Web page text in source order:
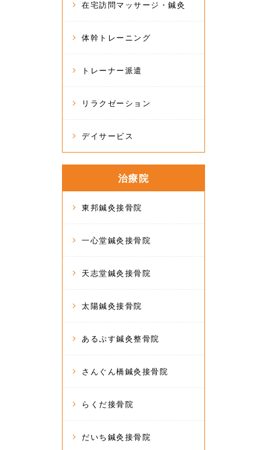
在宅訪問マッサージ・鍼灸
体幹トレーニング
トレーナー派遣
リラクゼーション
デイサービス
治療院
東邦鍼灸接骨院
一心堂鍼灸接骨院
天志堂鍼灸接骨院
太陽鍼灸接骨院
あるぷす鍼灸整骨院
さんぐん橋鍼灸接骨院
らくだ接骨院
だいち鍼灸接骨院